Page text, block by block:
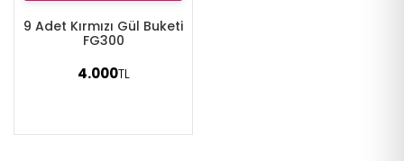
9 Adet Kırmızı Gül Buketi
FG300
4.000TL